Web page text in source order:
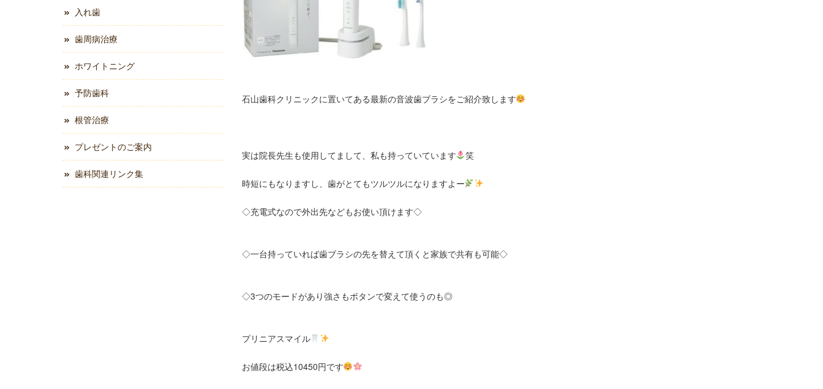
石山歯科クリニックに置いてある最新の音波歯ブラシをご紹介致します
実は院長先生も使用してまして、私も持っていています 笑
時短にもなりますし、歯がとてもツルツルになりますよー
◇充電式なので外出先などもお使い頂けます◇
◇一台持っていれば歯ブラシの先を替えて頂くと家族で共有も可能◇
◇3つのモードがあり強さもボタンで変えて使うのも◎
プリニアスマイル
お値段は税込10450円です
入れ歯
歯周病治療
ホワイトニング
予防歯科
根管治療
プレゼントのご案内
歯科関連リンク集